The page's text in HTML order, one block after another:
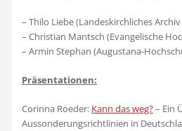
– Thilo Liebe (Landeskirchliches
– Christian Mantsch (Evangelische
– Armin Stephan (Augustana-
Präsentationen:
Corinna Roeder: Kann das weg?– Ein
Aussonderungsrichtlinien in